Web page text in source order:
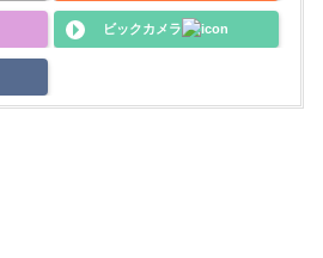
ビックカメラ